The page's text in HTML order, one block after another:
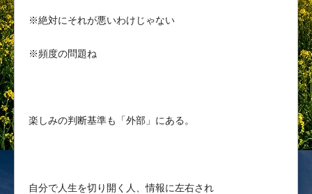
※絶対にそれが悪いわけじゃない
※頻度の問題ね
楽しみの判断基準も「外部」にある。
自分で人生を切り開く人、情報に左右され